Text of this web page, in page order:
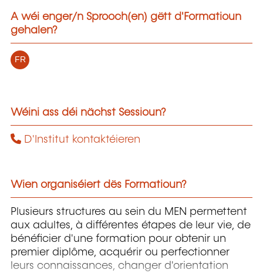
A wéi enger/n Sprooch(en) gëtt d'Formatioun
gehalen?
FR
Wéini ass déi nächst Sessioun?
D'Institut kontaktéieren
Wien organiséiert dës Formatioun?
Plusieurs structures au sein du MEN permettent
aux adultes, à différentes étapes de leur vie, de
bénéficier d'une formation pour obtenir un
premier diplôme, acquérir ou perfectionner
leurs connaissances, changer d'orientation